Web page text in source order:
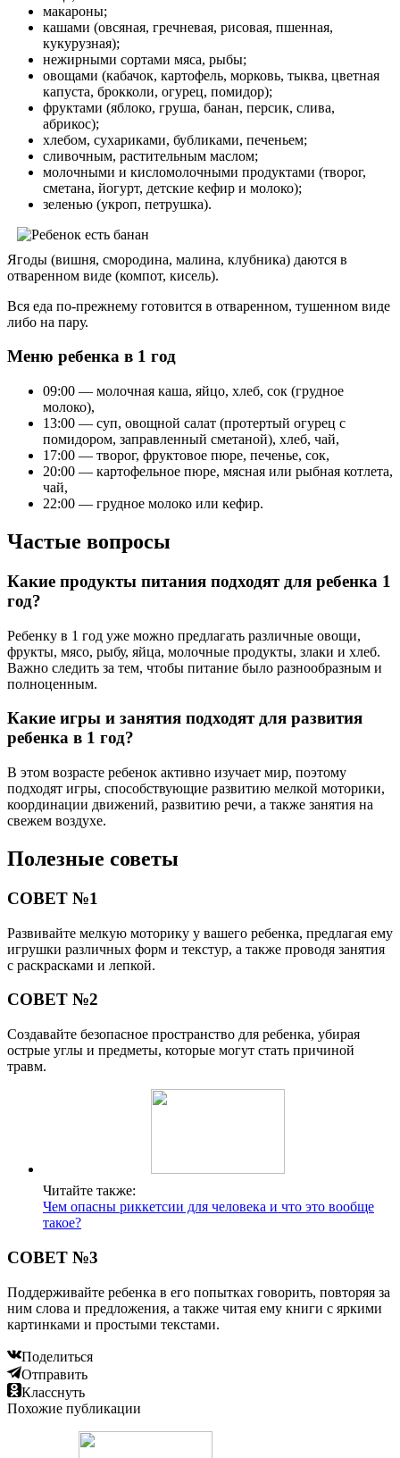
макароны;
кашами (овсяная, гречневая, рисовая, пшенная,
кукурузная);
нежирными сортами мяса, рыбы;
овощами (кабачок, картофель, морковь, тыква, цветная
капуста, брокколи, огурец, помидор);
фруктами (яблоко, груша, банан, персик, слива,
абрикос);
хлебом, сухариками, бубликами, печеньем;
сливочным, растительным маслом;
молочными и кисломолочными продуктами (творог,
сметана, йогурт, детские кефир и молоко);
зеленью (укроп, петрушка).
Ягоды (вишня, смородина, малина, клубника) даются в
отваренном виде (компот, кисель).
Вся еда по-прежнему готовится в отваренном, тушенном виде
либо на пару.
Меню ребенка в 1 год
09:00 — молочная каша, яйцо, хлеб, сок (грудное
молоко),
13:00 — суп, овощной салат (протертый огурец с
помидором, заправленный сметаной), хлеб, чай,
17:00 — творог, фруктовое пюре, печенье, сок,
20:00 — картофельное пюре, мясная или рыбная котлета,
чай,
22:00 — грудное молоко или кефир.
Частые вопросы
Какие продукты питания подходят для ребенка 1
год?
Ребенку в 1 год уже можно предлагать различные овощи,
фрукты, мясо, рыбу, яйца, молочные продукты, злаки и хлеб.
Важно следить за тем, чтобы питание было разнообразным и
полноценным.
Какие игры и занятия подходят для развития
ребенка в 1 год?
В этом возрасте ребенок активно изучает мир, поэтому
подходят игры, способствующие развитию мелкой моторики,
координации движений, развитию речи, а также занятия на
свежем воздухе.
Полезные советы
СОВЕТ №1
Развивайте мелкую моторику у вашего ребенка, предлагая ему
игрушки различных форм и текстур, а также проводя занятия
с раскрасками и лепкой.
СОВЕТ №2
Создавайте безопасное пространство для ребенка, убирая
острые углы и предметы, которые могут стать причиной
травм.
Читайте также:
Чем опасны риккетсии для человека и что это вообще
такое?
СОВЕТ №3
Поддерживайте ребенка в его попытках говорить, повторяя за
ним слова и предложения, а также читая ему книги с яркими
картинками и простыми текстами.
Поделиться
Отправить
Класснуть
Похожие публикации